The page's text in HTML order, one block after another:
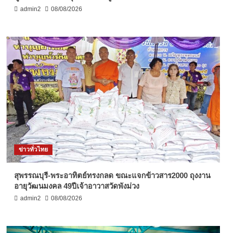
admin2 08/08/2026
ข่าวทั่วไทย
สุพรรณบุรี-พระอาทิตย์ทรงกลด ขณะแจกข้าวสาร2000 ถุงงาน
อายุวัฒนมงคล 49ปีเจ้าอาวาสวัดพังม่วง
admin2 08/08/2026